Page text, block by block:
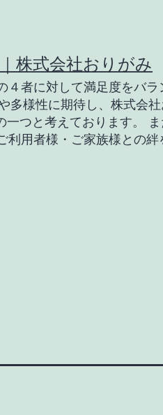
株式会社おりがみ
者に対して満足度をバラ
多様性に期待し、株式会
つと考えております。
用者様・ご家族様との絆